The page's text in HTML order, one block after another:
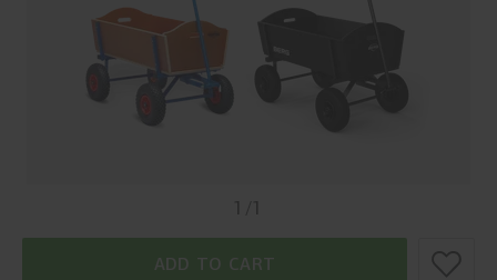
1 1
ADD TO CART